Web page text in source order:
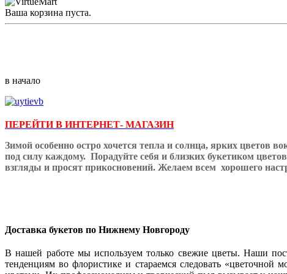
Ваша корзина пуста.
в начало
ПЕРЕЙТИ В ИНТЕРНЕТ- МАГАЗИН
Зимой особенно остро хочется тепла и солнца, ярких цветов
под силу каждому. Порадуйте себя и близких букетиком
взгляды и просят прикосновений. Желаем всем хорошего
Доставка букетов по Нижнему Новгороду
В нашей работе мы используем только свежие цветы. Наши
тенденциям во флористике и стараемся следовать